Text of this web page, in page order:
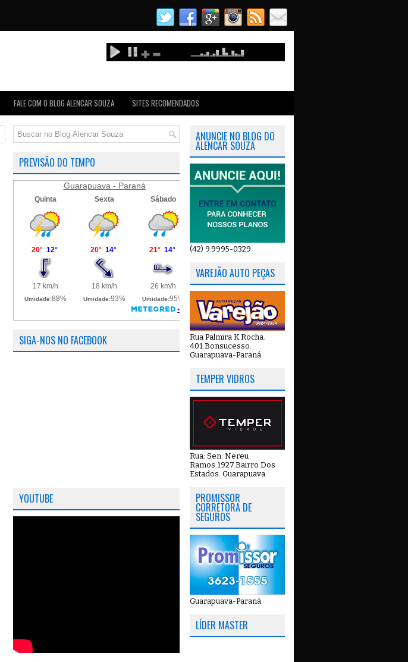
FALE COM O BLOG ALENCAR SOUZA SITES RECOMENDADOS
PREVISÃO DO TEMPO
Guarapuava - Paraná
SIGA-NOS NO FACEBOOK
YOUTUBE
ANUNCIE NO BLOG DO
ALENCAR SOUZA
(42) 9.9995-0329
VAREJÃO AUTO PEÇAS
Rua Palmira K.Rocha.
401.Bonsucesso.
Guarapuava-Paraná
TEMPER VIDROS
Rua: Sen. Nereu
Ramos.1927.Bairro Dos
Estados. Guarapuava
PROMISSOR
CORRETORA DE
SEGUROS
Guarapuava-Paraná
LÍDER MASTER